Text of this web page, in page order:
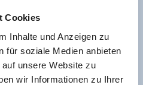
Cookies
Inhalte und Anzeigen zu
für soziale Medien anbieten
unsere Website zu
wir Informationen zu Ihrer